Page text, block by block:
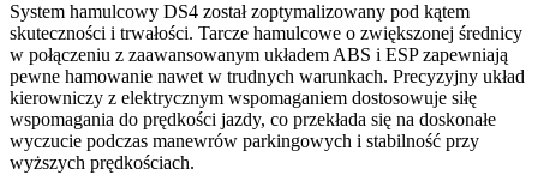
System hamulcowy DS4 został zoptymalizowany pod kątem
skuteczności i trwałości. Tarcze hamulcowe o zwiększonej średnicy
w połączeniu z zaawansowanym układem ABS i ESP zapewniają
pewne hamowanie nawet w trudnych warunkach. Precyzyjny układ
kierowniczy z elektrycznym wspomaganiem dostosowuje siłę
wspomagania do prędkości jazdy, co przekłada się na doskonałe
wyczucie podczas manewrów parkingowych i stabilność przy
wyższych prędkościach.